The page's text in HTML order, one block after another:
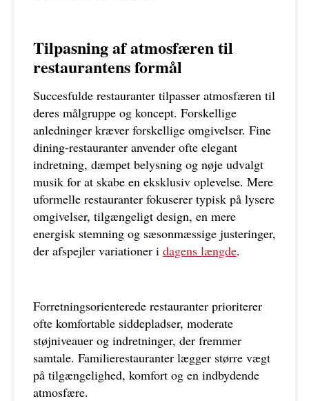
Tilpasning af atmosfæren til
restaurantens formål
Succesfulde restauranter tilpasser atmosfæren til
deres målgruppe og koncept. Forskellige
anledninger kræver forskellige omgivelser. Fine
dining-restauranter anvender ofte elegant
indretning, dæmpet belysning og nøje udvalgt
musik for at skabe en eksklusiv oplevelse. Mere
uformelle restauranter fokuserer typisk på lysere
omgivelser, tilgængeligt design, en mere
energisk stemning og sæsonmæssige justeringer,
der afspejler variationer i dagens længde.
Forretningsorienterede restauranter prioriterer
ofte komfortable siddepladser, moderate
støjniveauer og indretninger, der fremmer
samtale. Familierestauranter lægger større vægt
på tilgængelighed, komfort og en indbydende
atmosfære.